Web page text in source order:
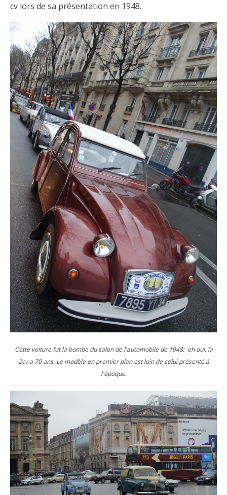
cv lors de sa présentation en 1948.
Cette voiture fut la bombe du salon de l'automobile de 1948: eh oui, la
2cv a 70 ans. Le modèle en premier plan est loin de celui présenté à
l'époque.